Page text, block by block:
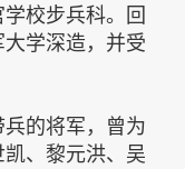
校步兵科。回
学深造，并受
的将军，曾为
、黎元洪、吴